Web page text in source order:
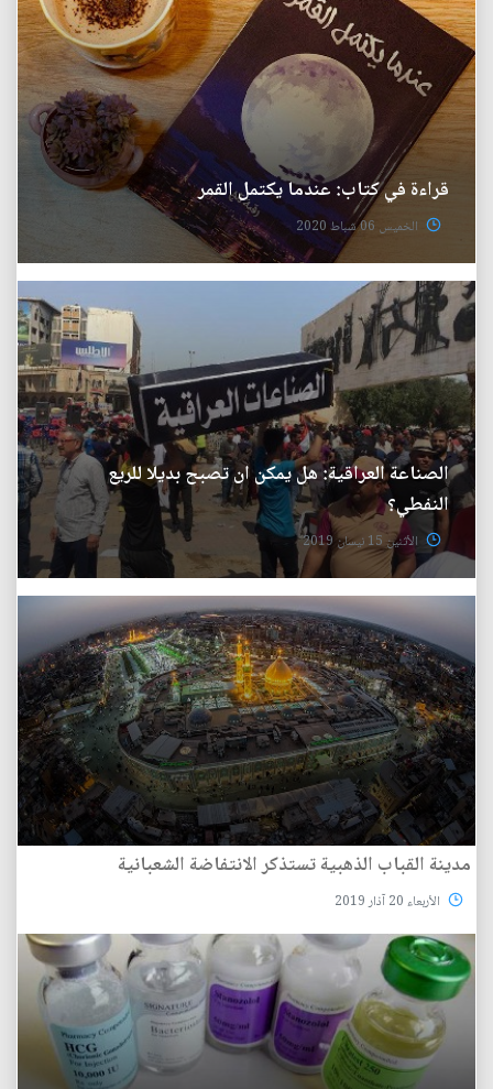
قراءة في كتاب: عندما يكتمل القمر
الخميس 06 شباط 2020
الصناعة العراقية: هل يمكن ان تصبح بديلا للريع
النفطي؟
الأثنين 15 نيسان 2019
مدينة القباب الذهبية تستذكر الانتفاضة الشعبانية
الأربعاء 20 آذار 2019